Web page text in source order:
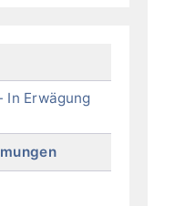
In Erwägung